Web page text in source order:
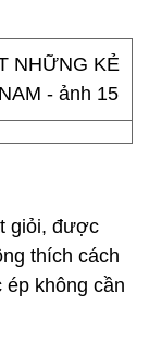
giỏi, được
thích cách
ép không cần